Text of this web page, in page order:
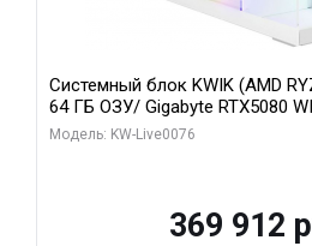
Системный блок KWIK (AMD
64 ГБ ОЗУ/ Gigabyte RTX5080
16GB GDDR7 256bit / 960 ГБ SSD)
Модель: KW-Live0076
369 912